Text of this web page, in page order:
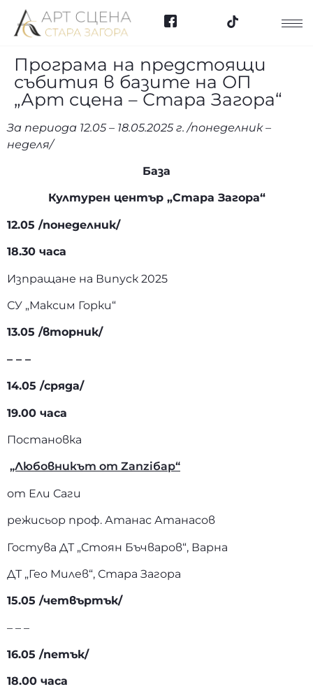
Програма на предстоящи
събития в базите на ОП
„Арт сцена – Стара Загора“
За периода 12.05 – 18.05.2025 г. /понеделник –
неделя/
База
Културен център „Стара Загора“
12.05 /понеделник/
18.30 часа
Изпращане на Випуск 2025
СУ „Максим Горки“
13.05 /вторник/
– – –
14.05 /сряда/
19.00 часа
Постановка
„Любовникът от Zanziбар“
от Ели Саги
режисьор проф. Атанас Атанасов
Гостува ДТ „Стоян Бъчваров“, Варна
ДТ „Гео Милев“, Стара Загора
15.05 /четвъртък/
– – –
16.05 /петък/
18.00 часа